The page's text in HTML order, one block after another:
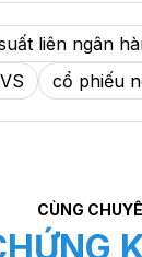
liên ngân
cổ phiếu
CÙNG